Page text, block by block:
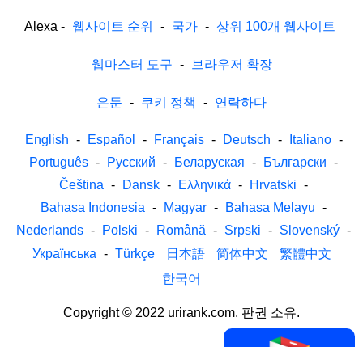
Alexa - 웹사이트 순위 - 국가 - 상위 100개 웹사이트
웹마스터 도구 - 브라우저 확장
은둔 - 쿠키 정책 - 연락하다
English - Español - Français - Deutsch - Italiano -
Português - Русский - Беларуская - Български -
Čeština - Dansk - Ελληνικά - Hrvatski -
Bahasa Indonesia - Magyar - Bahasa Melayu -
Nederlands - Polski - Română - Srpski - Slovenský -
Українська - Türkçe 日本語 简体中文
繁體中文
한국어
Copyright © 2022 urirank.com. 판권 소유.